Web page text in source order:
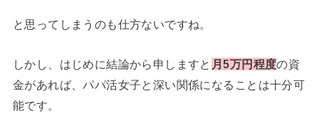
と思ってしまうのも仕方ないですね。
しかし、はじめに結論から申しますと 月5万円程度の資
金があれば、パパ活女子と深い関係になることは十分可
能です。